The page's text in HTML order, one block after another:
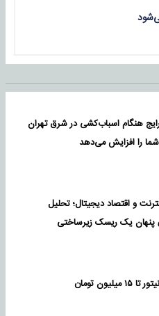
رایج هنگام اسباب‌کشی در شرق تهران
را افزایش می‌دهد
و اقتصاد دیجیتال؛ تحلیل
پنهان یک ریسک زیرساختی
میلیون تومان